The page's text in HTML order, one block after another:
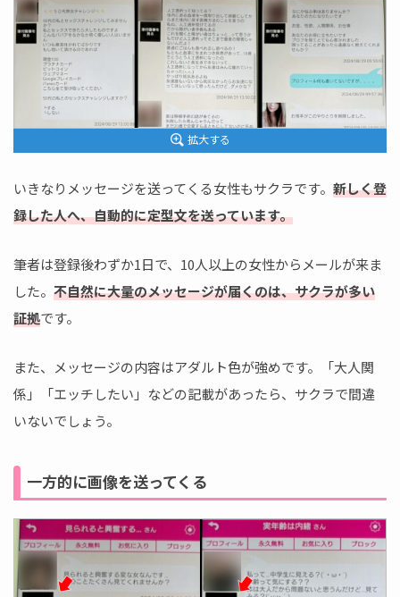
拡大する
いきなりメッセージを送ってくる女性もサクラです。 新しく登
録した人へ、自動的に定型文を送っています。
筆者は登録後わずか1日で、10人以上の女性からメールが来ま
した。 不自然に大量のメッセージが届くのは、サクラが多い
証拠です。
また、メッセージの内容はアダルト色が強めです。「大人関
係」「エッチしたい」などの記載があったら、サクラで間違
いないでしょう。
一方的に画像を送ってくる